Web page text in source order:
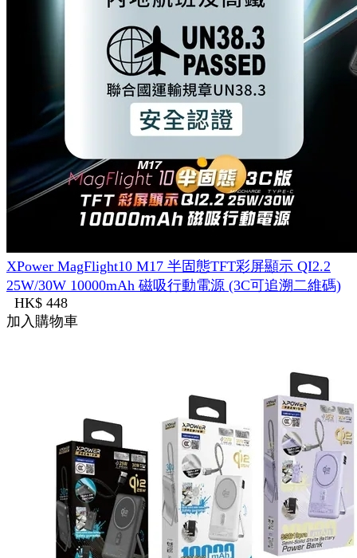
XPower MagFlight10 M17 半固態TFT彩屏顯示 QI2.2
25W/30W 10000mAh 磁吸行動電源 (3C可追溯二維碼)
HK$ 448
加入購物車